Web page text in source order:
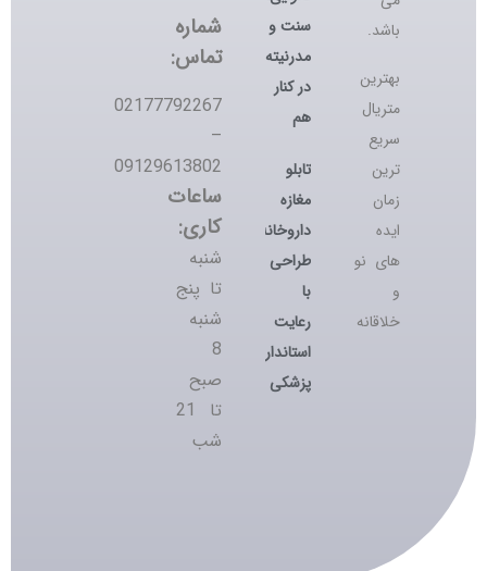
باشد.
بهترین
متریال
سریع
ترین
زمان
ایده
های نو
و
خلاقانه
سنت و
مدرنیته
در کنار
هم
تابلو
مغازه
داروخانه؛
طراحی
با
رعایت
استانداردهای
پزشکی
شماره
تماس:
02177792267
–
09129613802
ساعات
کاری:
شنبه
تا پنج
شنبه
8
صبح
تا 21
شب